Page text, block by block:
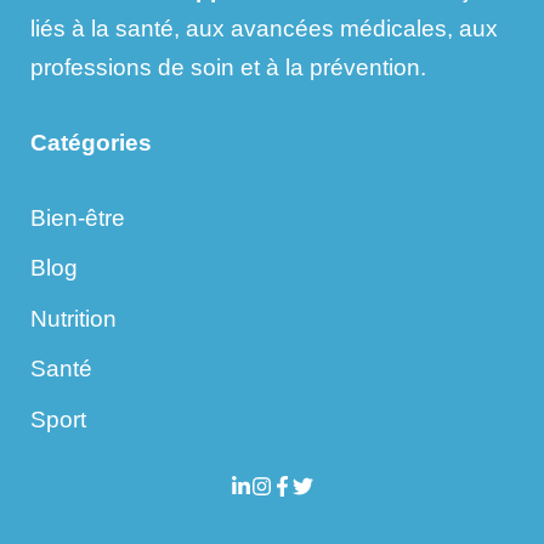
liés à la santé, aux avancées médicales, aux
professions de soin et à la prévention.
Catégories
Bien-être
Blog
Nutrition
Santé
Sport